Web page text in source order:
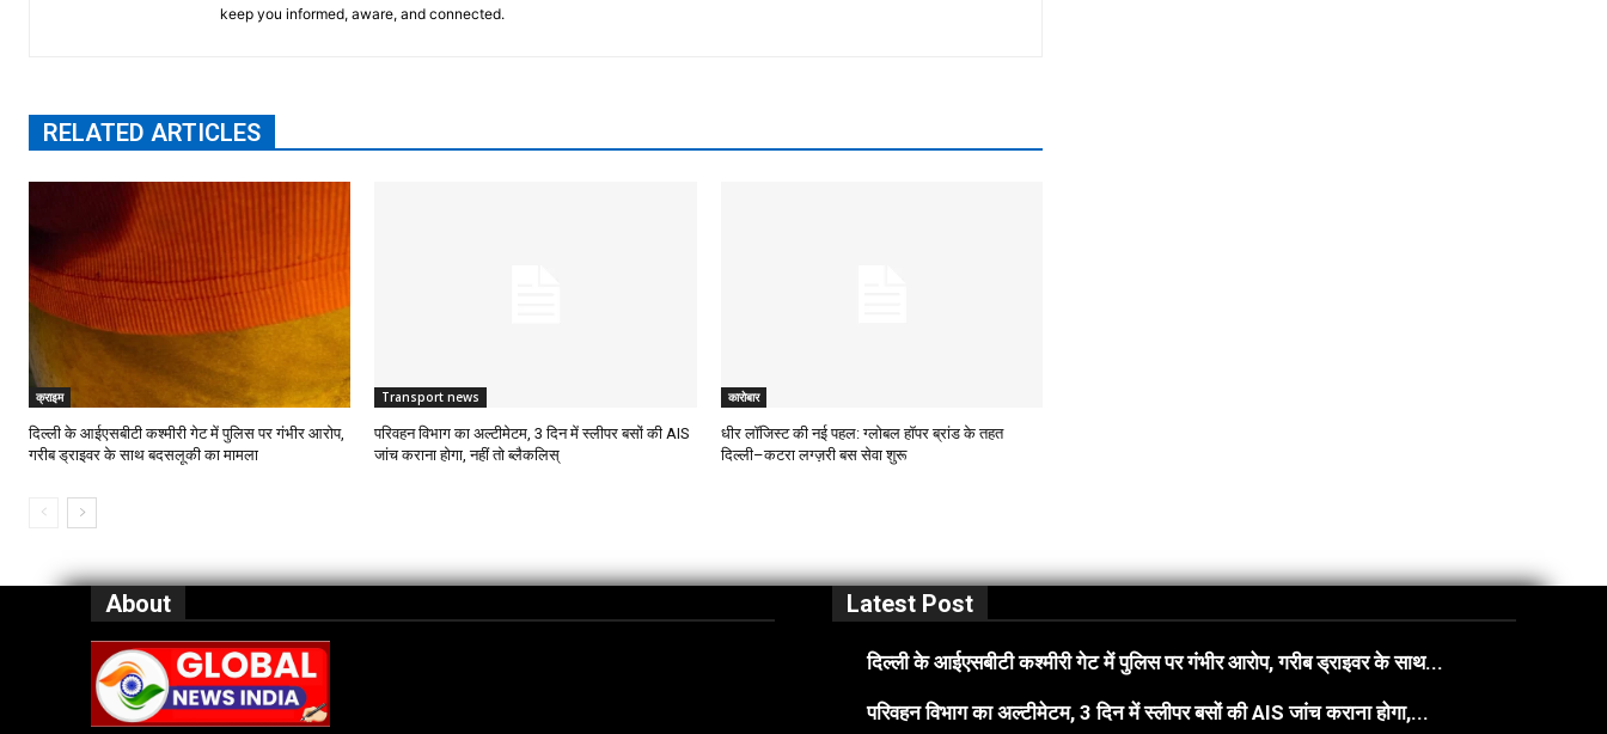
keep you informed, aware, and connected.
RELATED ARTICLES
क्राइम
दिल्ली के आईएसबीटी कश्मीरी गेट में पुलिस पर गंभीर आरोप,
गरीब ड्राइवर के साथ बदसलूकी का मामला
Transport news
परिवहन विभाग का अल्टीमेटम, 3 दिन में स्लीपर बसों की AIS
जांच कराना होगा, नहीं तो ब्लैकलिस्
कारोबार
धीर लॉजिस्ट की नई पहल: ग्लोबल हॉपर ब्रांड के तहत
दिल्ली–कटरा लग्ज़री बस सेवा शुरू
About Latest Post
दिल्ली के आईएसबीटी कश्मीरी गेट में पुलिस पर गंभीर आरोप, गरीब ड्राइवर के साथ...
परिवहन विभाग का अल्टीमेटम, 3 दिन में स्लीपर बसों की AIS जांच कराना होगा,...